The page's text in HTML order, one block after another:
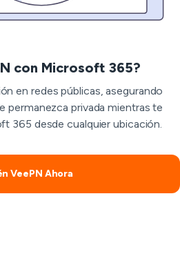
con Microsoft 365?
en redes públicas, asegurando
permanezca privada mientras te
365 desde cualquier ubicación.
VeePN Ahora